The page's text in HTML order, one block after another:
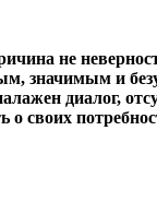
не
значимым и
диалог,
о своих